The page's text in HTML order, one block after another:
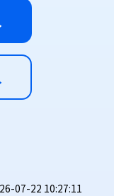
07-22 10:27:11